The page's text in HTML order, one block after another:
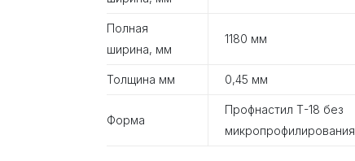
Полная
ширина, мм
1180 мм
Толщина мм 0,45 мм
Форма
Профнастил Т-18 без
микропрофилирования